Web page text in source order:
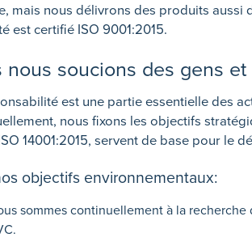
mais nous délivrons des produits aussi
est certifié ISO 9001:2015.
nous soucions des gens
est une partie essentielle des
nous fixons les objectifs
14001:2015, servent de base pour le
objectifs environnementaux:
sommes continuellement à la